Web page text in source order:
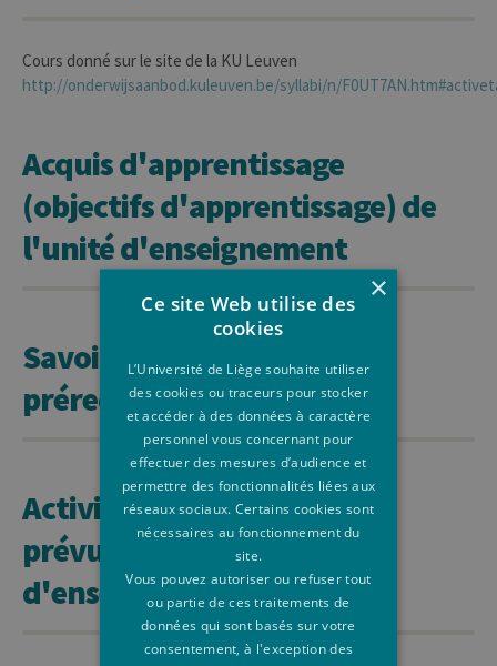
Cours donné sur le site de la KU Leuven
http://onderwijsaanbod.kuleuven.be/syllabi/n/
Acquis d'apprentissage
(objectifs d'apprentissage) de
l'unité d'enseignement
Savoirs et compétences
prérequis
Activités d'apprentissage
prévues et méthodes
d'enseignement
×
Ce site Web utilise des
cookies
L’Université de Liège souhaite utiliser
des cookies ou traceurs pour stocker
et accéder à des données à caractère
personnel vous concernant pour
effectuer des mesures d’audience et
permettre des fonctionnalités liées aux
réseaux sociaux. Certains cookies sont
nécessaires au fonctionnement du
site.
Vous pouvez autoriser ou refuser tout
ou partie de ces traitements de
données qui sont basés sur votre
consentement, à l'exception des